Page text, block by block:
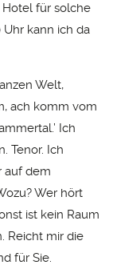
Hotel für solche
Uhr kann ich da
Welt,
ach komm vom
Ich
Tenor. Ich
auf dem
Wer hört
ist kein Raum
Reicht mir die
für Sie.